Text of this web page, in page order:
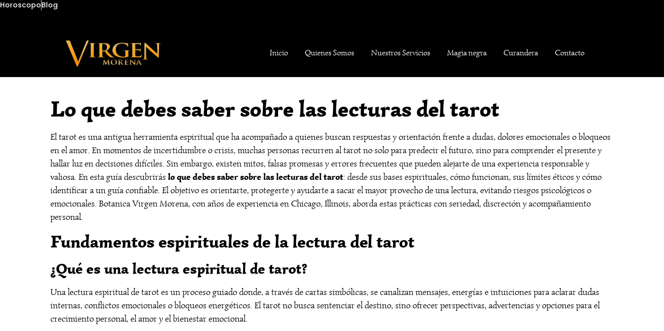
HoroscopoBlog
Inicio Quienes Somos Nuestros Servicios Magia negra Curandera Contacto
Lo que debes saber sobre las lecturas del tarot
El tarot es una antigua herramienta espiritual que ha acompañado a quienes buscan respuestas y orientación frente a dudas, dolores emocionales o bloqueos
en el amor. En momentos de incertidumbre o crisis, muchas personas recurren al tarot no solo para predecir el futuro, sino para comprender el presente y
hallar luz en decisiones difíciles. Sin embargo, existen mitos, falsas promesas y errores frecuentes que pueden alejarte de una experiencia responsable y
valiosa. En esta guía descubrirás lo que debes saber sobre las lecturas del tarot: desde sus bases espirituales, cómo funcionan, sus límites éticos y cómo
identificar a un guía confiable. El objetivo es orientarte, protegerte y ayudarte a sacar el mayor provecho de una lectura, evitando riesgos psicológicos o
emocionales. Botanica Virgen Morena, con años de experiencia en Chicago, Illinois, aborda estas prácticas con seriedad, discreción y acompañamiento
personal.
Fundamentos espirituales de la lectura del tarot
¿Qué es una lectura espiritual de tarot?
Una lectura espiritual de tarot es un proceso guiado donde, a través de cartas simbólicas, se canalizan mensajes, energías e intuiciones para aclarar dudas
internas, conflictos emocionales o bloqueos energéticos. El tarot no busca sentenciar el destino, sino ofrecer perspectivas, advertencias y opciones para el
crecimiento personal, el amor y el bienestar emocional.